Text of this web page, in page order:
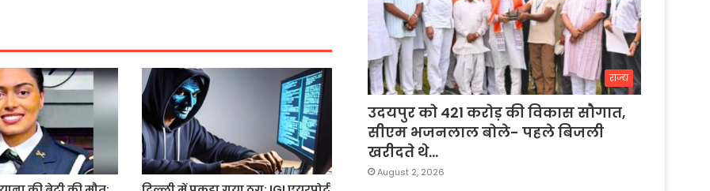
राज्य
उदयपुर को 421 करोड़ की विकास सौगात,
सीएम भजनलाल बोले- पहले बिजली
खरीदते थे…
August 2, 2026